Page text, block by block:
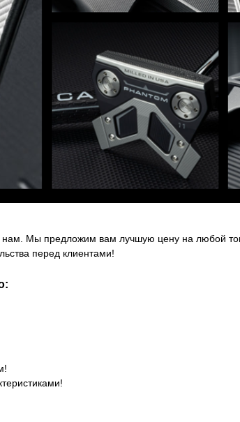
Мы предложим вам лучшую цену на любой
перед клиентами!